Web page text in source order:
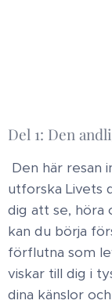
Del 1: Den
Den här resan
utforska Livets
dig att se, höra
kan du börja
förflutna som
viskar till dig i
dina känslor